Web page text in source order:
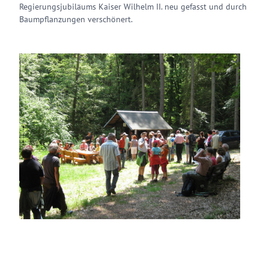
Regierungsjubiläums Kaiser Wilhelm II. neu gefasst und durch
Baumpflanzungen verschönert.